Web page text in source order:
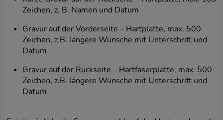
Zeichen, z. B. Namen und Datum
Gravur auf der Vorderseite – Hartplatte, max. 500
Zeichen, z.B. längere Wünsche mit Unterschrift und
Datum
Gravur auf der Rückseite – Hartfaserplatte, max. 500
Zeichen, z.B. längere Wünsche mit Unterschrift und
Datum